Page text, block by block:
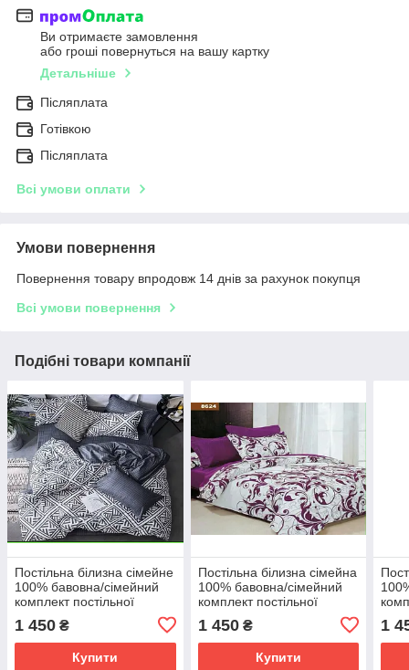
Ви отримаєте замовлення
або гроші повернуться на вашу картку
Детальніше
Післяплата
Готівкою
Післяплата
Всі умови оплати
Умови повернення
Повернення товару впродовж 14 днів за рахунок покупця
Всі умови повернення
Подібні товари компанії
Постільна білизна сімейне
100% бавовна/сімейний
комплект постільної
1 450 ₴
Купити
Постільна білизна сімейна
100% бавовна/сімейний
комплект постільної
1 450₴
Купити
1